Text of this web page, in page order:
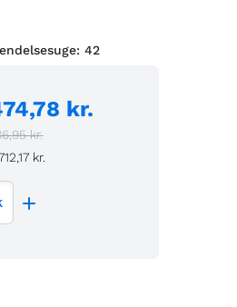
42
kr.
kr.
kr.